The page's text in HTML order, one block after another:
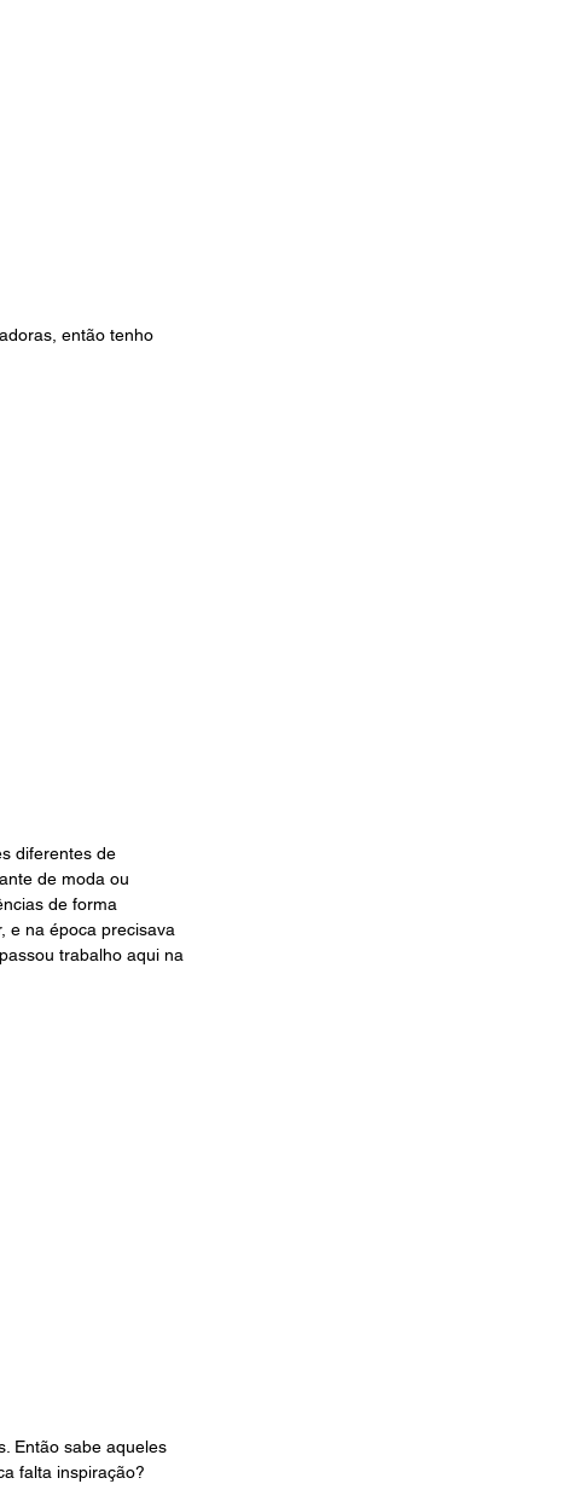
então tenho
diferentes de
de moda ou
de forma
e na época precisava
trabalho aqui na
Então sabe aqueles
falta inspiração?